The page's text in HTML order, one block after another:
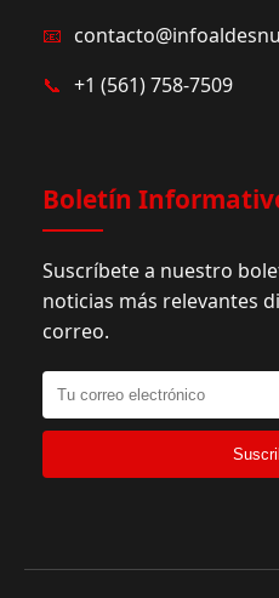
📧
📞 +1 (561) 758-7509
Boletín
Suscríbete a nuestro
noticias más relevantes
correo.